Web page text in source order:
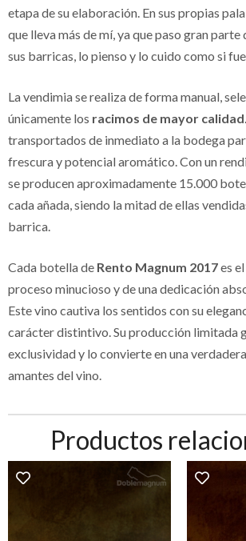
etapa de su elaboración. En sus propias
que lleva más de mí, ya que paso gran parte
sus barricas, lo pienso y lo cuido como si
La vendimia se realiza de forma manual,
únicamente los racimos de mayor calidad
transportados de inmediato a la bodega
frescura y potencial aromático. Con un
se producen aproximadamente 15.000
cada añada, siendo la mitad de ellas
barrica.
Cada botella de Rento Magnum 2017es
proceso minucioso y de una dedicación
Este vino cautiva los sentidos con su
carácter distintivo. Su producción limitada
exclusividad y lo convierte en una
amantes del vino.
Productos